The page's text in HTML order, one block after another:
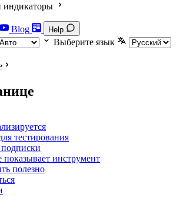
Blog Help
Выберите язык
тестирования
инструмент
полезно